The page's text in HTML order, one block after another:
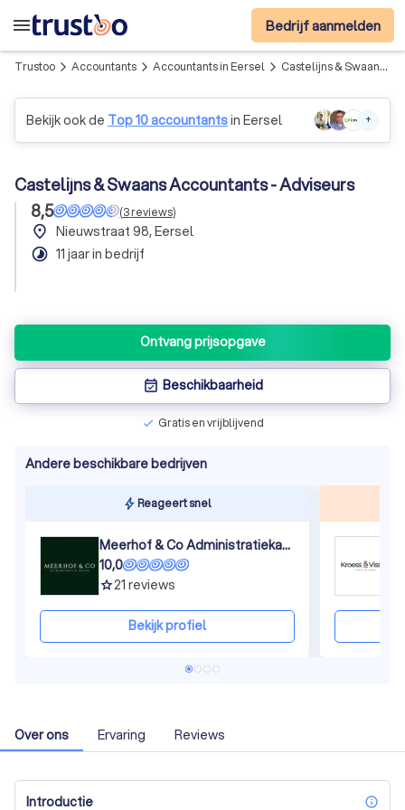
menu Bedrijf aanmelden
Trustoo arrow_forward_ios Accountants arrow_forward_ios Accountants in Eersel arrow_forward_ios Castelijns & Swaans Accountants - Adviseurs
Bekijk ook de Top 10 accountantsin Eersel +
Castelijns & Swaans Accountants - Adviseurs
8,5
(3reviews)
place Nieuwstraat 98, Eersel
timelapse 11 jaar in bedrijf
Ontvang prijsopgave
event_available Beschikbaarheid
check Gratis en vrijblijvend
Andere beschikbare bedrijven
Reageert snel
Meerhof & Co Administratiekantoor
10,0
grade21 reviews
Bekijk profiel
Over ons Ervaring Reviews
Introductie